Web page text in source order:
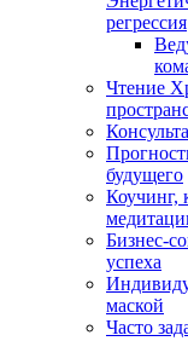
регрессия
Чтение
будущего
Коучинг,
Бизнес-
успеха
маской
Часто